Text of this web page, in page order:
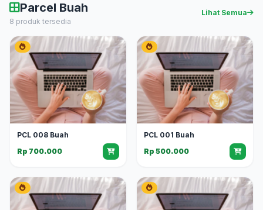
Parcel Buah
8 produk tersedia
Lihat Semua
PCL 008 Buah
Rp 700.000
PCL 001 Buah
Rp 500.000